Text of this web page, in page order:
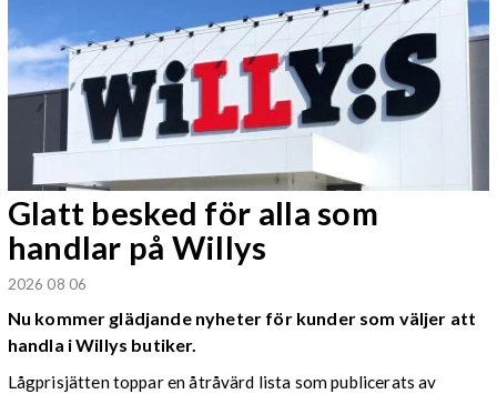
Glatt besked för alla som
handlar på Willys
2026 08 06
Nu kommer glädjande nyheter för kunder som väljer att
handla i Willys butiker.
Lågprisjätten toppar en åtråvärd lista som publicerats av